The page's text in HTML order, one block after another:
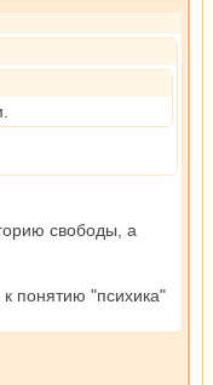
свободы, а
к понятию "психика"